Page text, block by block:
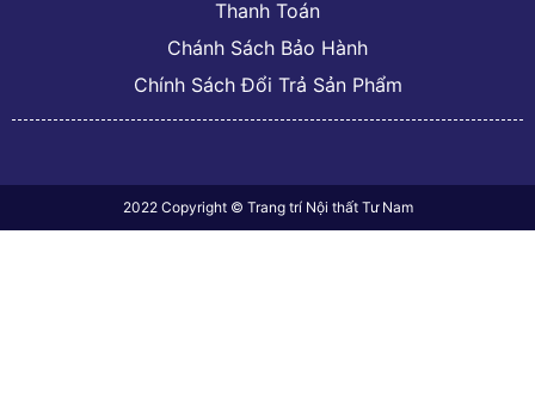
Thanh Toán
Chánh Sách Bảo Hành
Chính Sách Đổi Trả Sản Phẩm
2022 Copyright © Trang trí Nội thất Tư Nam